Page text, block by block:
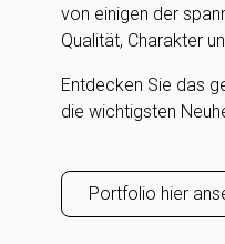
von einigen der
Qualität, Charakter
Entdecken Sie das
die wichtigsten
Portfolio hier